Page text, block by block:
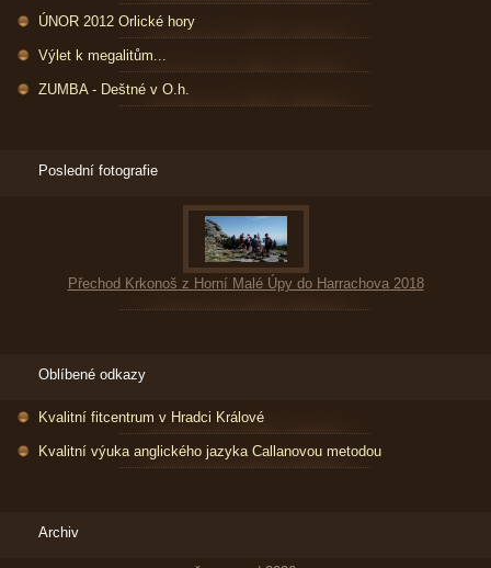
ÚNOR 2012 Orlické hory
Výlet k megalitům...
ZUMBA - Deštné v O.h.
Poslední fotografie
Přechod Krkonoš z Horní Malé Úpy do Harrachova 2018
Oblíbené odkazy
Kvalitní fitcentrum v Hradci Králové
Kvalitní výuka anglického jazyka Callanovou metodou
Archiv